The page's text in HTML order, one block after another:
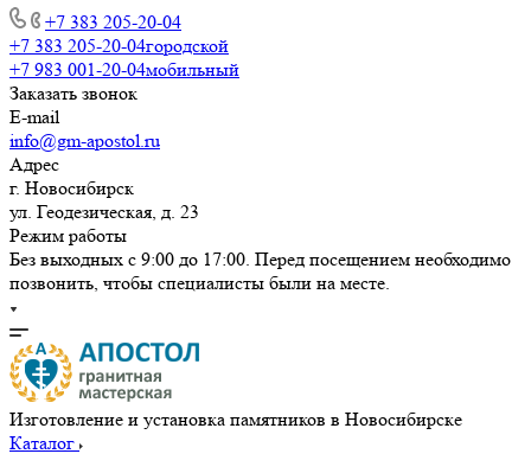
+7 383 205-20-04
+7 383 205-20-04городской
+7 983 001-20-04мобильный
Заказать звонок
E-mail
info@gm-apostol.ru
Адрес
г. Новосибирск
ул. Геодезическая, д. 23
Режим работы
Без выходных с 9:00 до 17:00. Перед посещением необходимо
позвонить, чтобы специалисты были на месте.
Изготовление и установка памятников в Новосибирске
Каталог